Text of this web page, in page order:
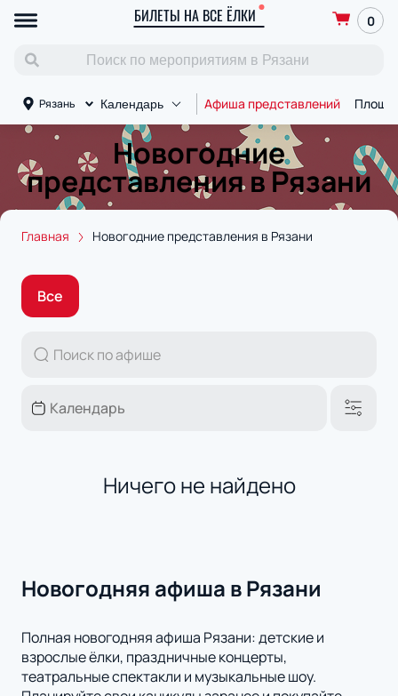
БИЛЕТЫ НА ВСЕ ЁЛКИ 0
Рязань Календарь Афиша представлений
Новогодние
представления в Рязани
Главная Новогодние представления в Рязани
Все
Ничего не найдено
Новогодняя афиша в Рязани
Полная новогодняя афиша Рязани: детские и
взрослые ёлки, праздничные концерты,
театральные спектакли и музыкальные шоу.